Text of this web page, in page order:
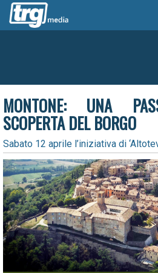
MONTONE: UNA
SCOPERTA DEL BORGO
Sabato 12 aprile l’iniziativa di